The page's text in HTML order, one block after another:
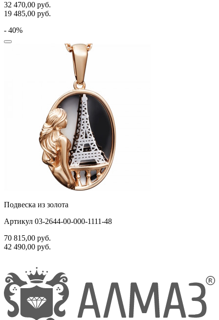
32 470,00 руб.
19 485,00 руб.
- 40%
Подвеска из золота
Артикул 03-2644-00-000-1111-48
70 815,00 руб.
42 490,00 руб.